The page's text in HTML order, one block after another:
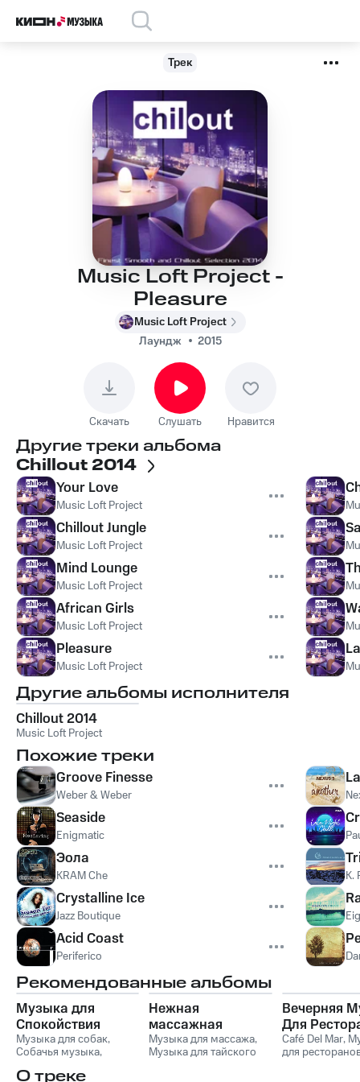
Трек
Music Loft Project -
Pleasure
Music Loft Project
Лаундж
2015
Скачать Слушать Нравится
Другие треки альбома
Chillout 2014
Your Love
Music Loft Project
Chillout Jungle
Music Loft Project
Mind Lounge
Music Loft Project
African Girls
Music Loft Project
Pleasure
Music Loft Project
Другие альбомы исполнителя
Chillout 2014
Music Loft Project
Похожие треки
Groove Finesse
Weber & Weber
Seaside
Enigmatic
Эола
KRAM Che
Crystalline Ice
Jazz Boutique
Acid Coast
Periferico
K.
Рекомендованные альбомы
Музыка для
Спокойствия
Кошек
Музыка для собак,
Собачья музыка,
Музыка для сна
Нежная
массажная
музыка для
глубокого
Музыка для массажа,
Музыка для тайского
Вечерняя
Для
Vol. 1
Café Del Mar,
для
О треке